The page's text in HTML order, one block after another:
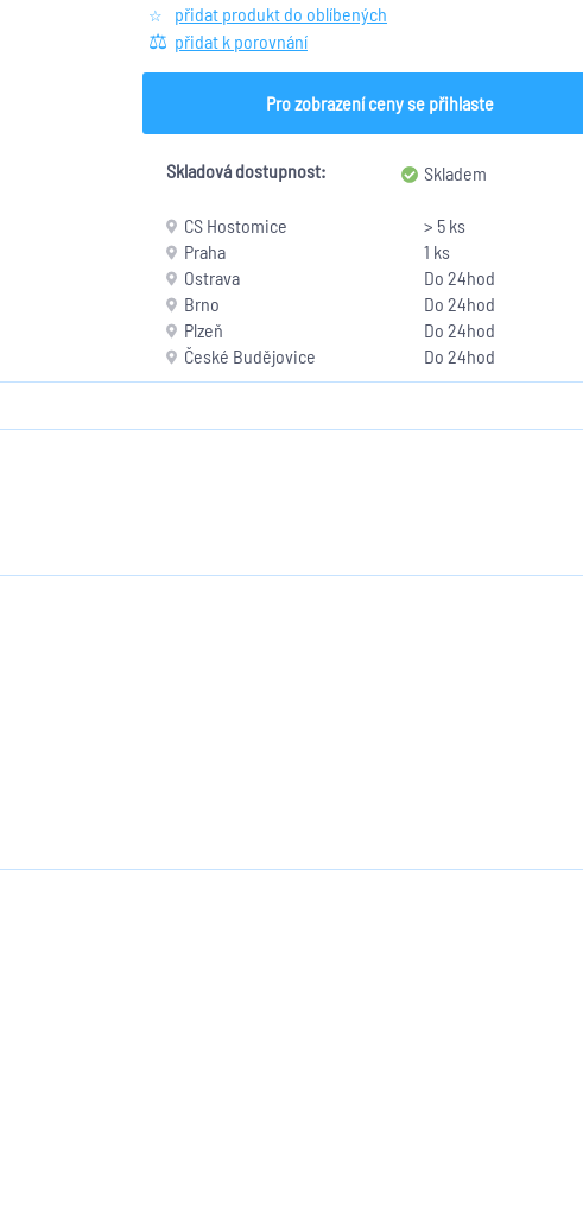
přidat produkt do oblíbených
přidat k porovnání
Pro zobrazení ceny se přihlaste
Skladová dostupnost: Skladem
CS Hostomice
> 5 ks
Praha
1 ks
Ostrava
Do 24hod
Brno
Do 24hod
Plzeň
Do 24hod
České Budějovice
Do 24hod